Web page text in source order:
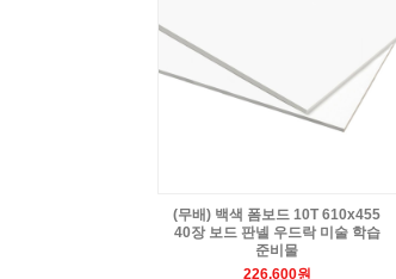
(무배) 백색 폼보드 10T 610x455
40장 보드 판넬 우드락 미술 학습
준비물
226,600원